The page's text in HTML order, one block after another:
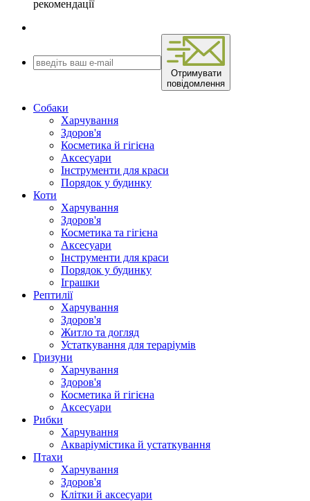
рекомендації
Отримувати
повідомлення
Собаки
Харчування
Здоров'я
Косметика й гігієна
Аксесуари
Інструменти для краси
Порядок у будинку
Коти
Харчування
Здоров'я
Косметика та гігієна
Аксесуари
Інструменти для краси
Порядок у будинку
Іграшки
Рептилії
Харчування
Здоров'я
Житло та догляд
Устаткування для тераріумів
Гризуни
Харчування
Здоров'я
Косметика й гігієна
Аксесуари
Рибки
Харчування
Акваріумістика й устаткування
Птахи
Харчування
Здоров'я
Клітки й аксесуари